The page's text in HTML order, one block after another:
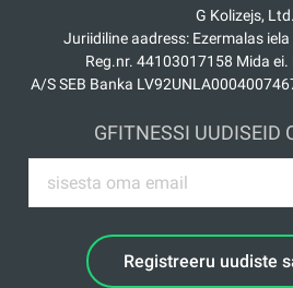
G Kolizejs, Ltd.
Juriidiline aadress: Ezermalas iela
Reg.nr. 44103017158 Mida
A/S SEB Banka
GFITNESSI UUDISEID
Registreeru uudiste